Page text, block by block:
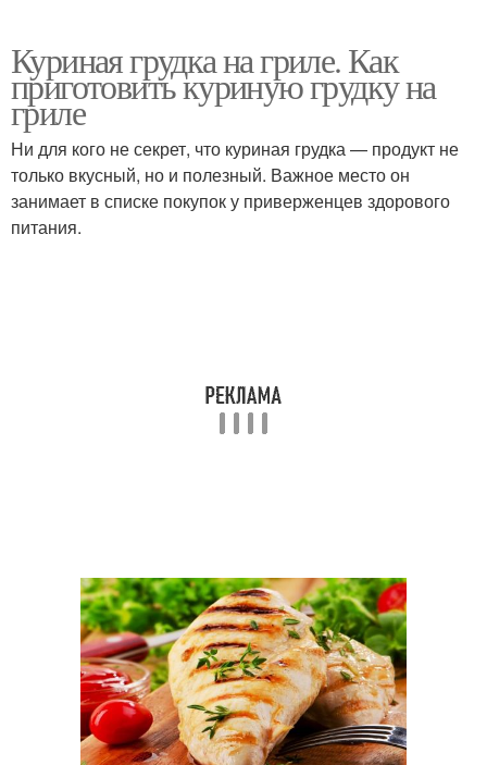
Куриная грудка на гриле. Как
приготовить куриную грудку на
гриле
Ни для кого не секрет, что куриная грудка — продукт не
только вкусный, но и полезный. Важное место он
занимает в списке покупок у приверженцев здорового
питания.